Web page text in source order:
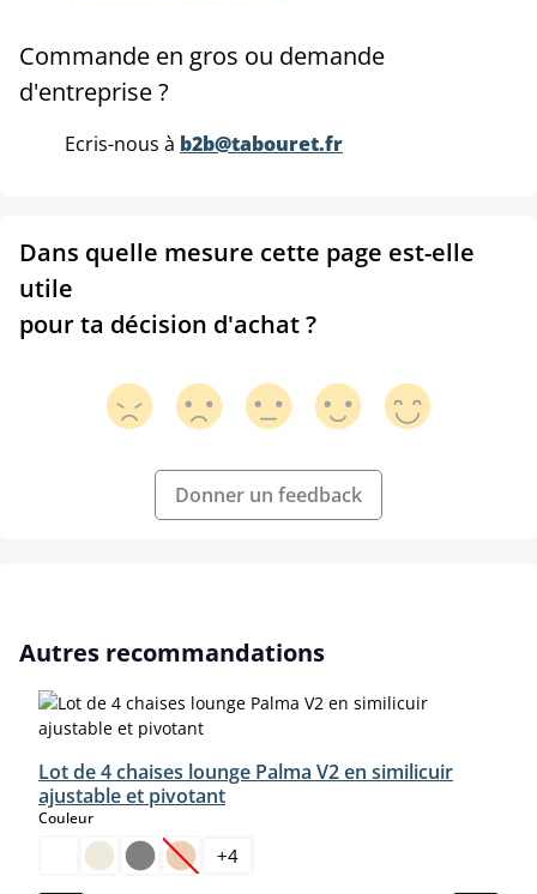
Commande en gros ou demande
d'entreprise ?
Ecris-nous à b2b@tabouret.fr
Dans quelle mesure cette page est-elle
utile
pour ta décision d'achat ?
Donner un feedback
Ignorer la galerie de produits
Autres recommandations
Lot de 4 chaises lounge Palma V2 en similicuir
ajustable et pivotant
Couleurselect
(Cette option n'est pas disponible pour le
+4